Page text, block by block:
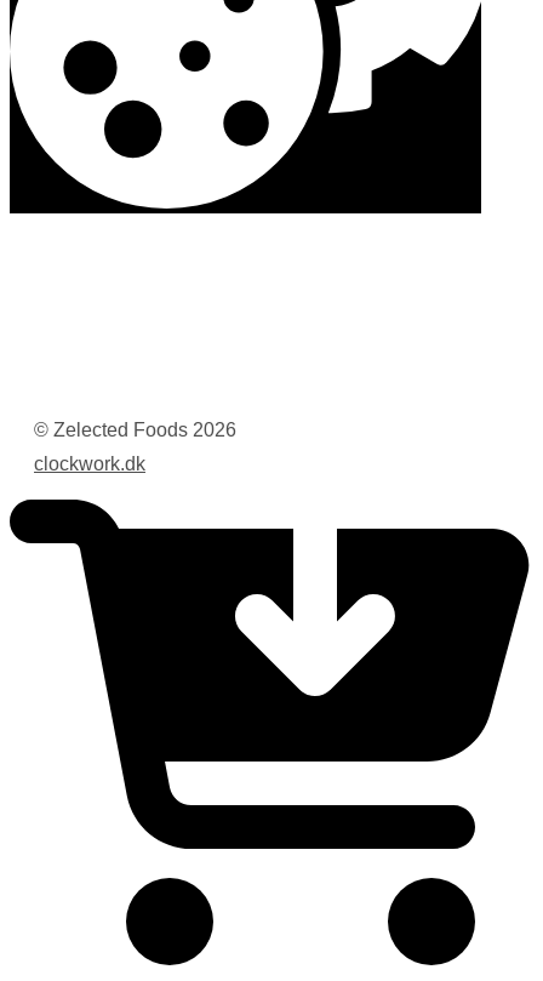
© Zelected Foods 2026
clockwork.dk